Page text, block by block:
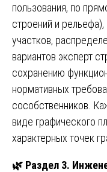
пользования, по
строений и
участков,
вариантов эксперт
сохранению
нормативных
сособственников.
виде графического
характерных точек
🌿 Раздел 3.